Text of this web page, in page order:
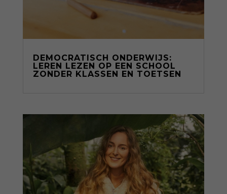
DEMOCRATISCH ONDERWIJS:
LEREN LEZEN OP EEN SCHOOL
ZONDER KLASSEN EN TOETSEN